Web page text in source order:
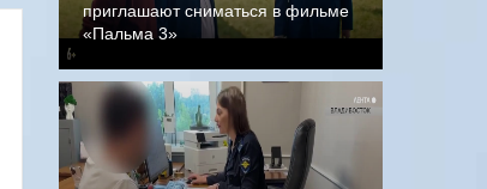
приглашают сниматься в фильме
«Пальма 3»